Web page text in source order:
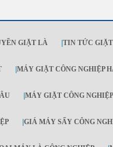
GIẶT LÀ |TIN TỨC
|MÁY GIẶT CÔNG NGHIỆP
|MÁY GIẶT CÔNG
|GIÁ MÁY SẤY CÔNG